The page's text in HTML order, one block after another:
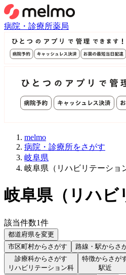
病院・診療所薬局
melmo
病院・診療所をさがす
岐阜県
岐阜県（リハビリテーショ
岐阜県（ リハビ
該当件数1件
都道府県を変更
市区町村からさがす 路線・駅からさ
診療科からさがす
リハビリテーション科
特徴からさが
駅近